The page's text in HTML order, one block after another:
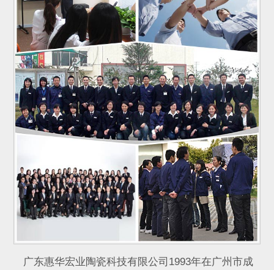
广东惠华宏业陶瓷科技有限公司1993年在广州市成